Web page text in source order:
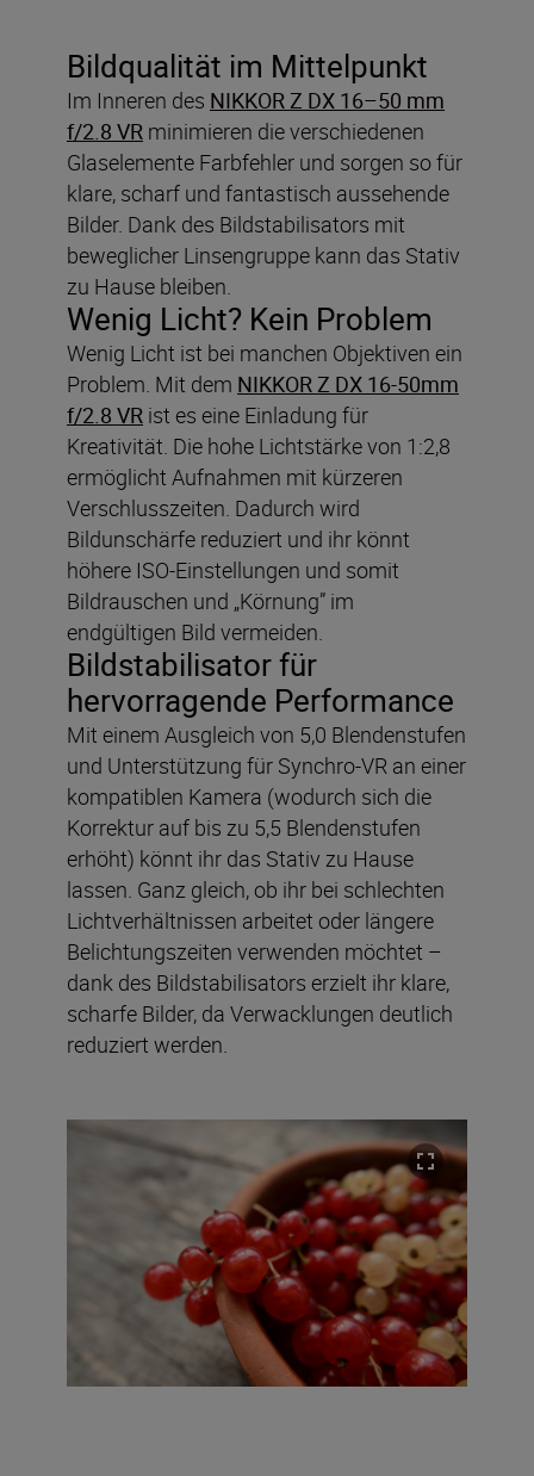
Bildqualität im Mittelpunkt
Im Inneren des NIKKOR Z DX 16–50 mm
f/2.8 VR minimieren die verschiedenen
Glaselemente Farbfehler und sorgen so für
klare, scharf und fantastisch aussehende
Bilder. Dank des Bildstabilisators mit
beweglicher Linsengruppe kann das Stativ
zu Hause bleiben.
Wenig Licht? Kein Problem
Wenig Licht ist bei manchen Objektiven ein
Problem. Mit dem NIKKOR Z DX 16-50mm
f/2.8 VR ist es eine Einladung für
Kreativität. Die hohe Lichtstärke von 1:2,8
ermöglicht Aufnahmen mit kürzeren
Verschlusszeiten. Dadurch wird
Bildunschärfe reduziert und ihr könnt
höhere ISO-Einstellungen und somit
Bildrauschen und „Körnung” im
endgültigen Bild vermeiden.
Bildstabilisator für
hervorragende Performance
Mit einem Ausgleich von 5,0 Blendenstufen
und Unterstützung für Synchro-VR an einer
kompatiblen Kamera (wodurch sich die
Korrektur auf bis zu 5,5 Blendenstufen
erhöht) könnt ihr das Stativ zu Hause
lassen. Ganz gleich, ob ihr bei schlechten
Lichtverhältnissen arbeitet oder längere
Belichtungszeiten verwenden möchtet –
dank des Bildstabilisators erzielt ihr klare,
scharfe Bilder, da Verwacklungen deutlich
reduziert werden.